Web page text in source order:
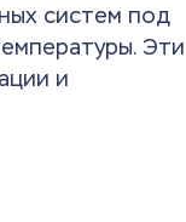
систем под
Эти
и